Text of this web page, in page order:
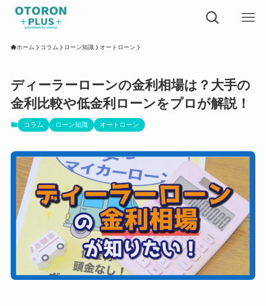
ホーム コラム ローン知識 オートローン
ディーラーローンの金利相場は？大手の
金利比較や低金利ローンをプロが解説！
コラム ローン知識 オートローン